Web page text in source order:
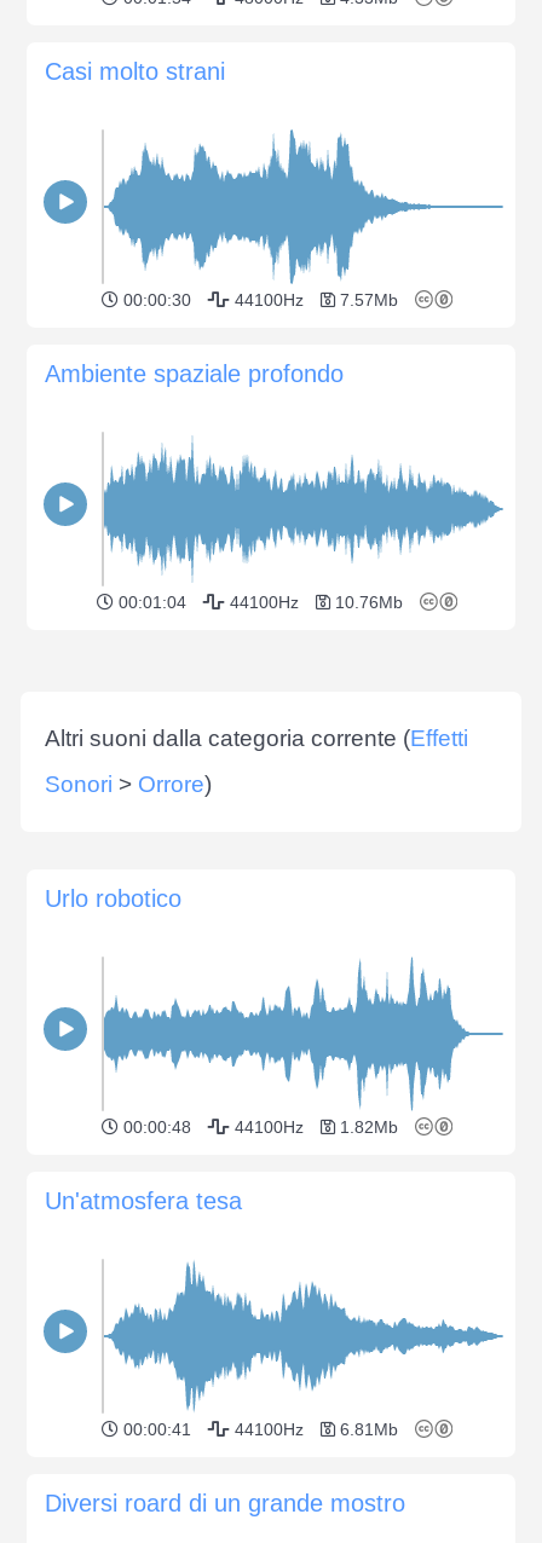
Casi molto strani
00:00:30 44100Hz 7.57Mb
Ambiente spaziale profondo
00:01:04 44100Hz 10.76Mb
Altri suoni dalla categoria corrente (Effetti
Sonori > Orrore)
Urlo robotico
00:00:48 44100Hz 1.82Mb
Un'atmosfera tesa
00:00:41 44100Hz 6.81Mb
Diversi roard di un grande mostro